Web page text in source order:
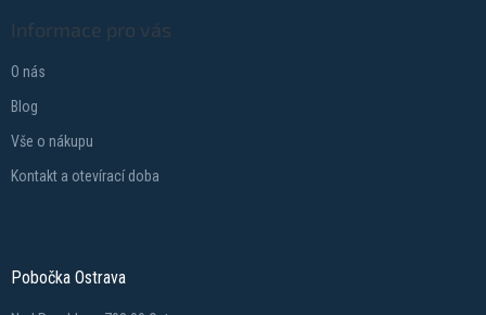
Informace pro vás
O nás
Blog
Vše o nákupu
Kontakt a otevírací doba
Pobočka Ostrava